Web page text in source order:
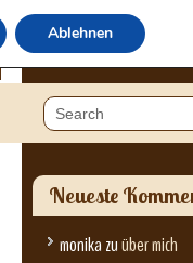
Neueste
monika zuüber mich
Ablehnen